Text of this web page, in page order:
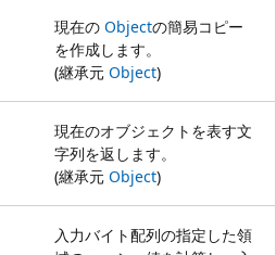
現在の Objectの簡易コピー
を作成します。
(継承元 Object)
現在のオブジェクトを表す文
字列を返します。
(継承元 Object)
入力バイト配列の指定した領